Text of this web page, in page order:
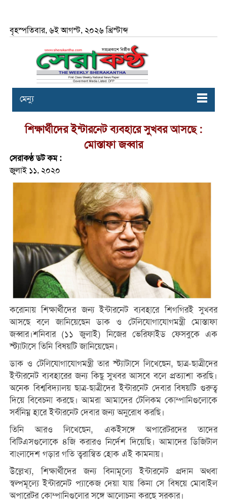
বৃহস্পতিবার, ৬ই আগস্ট, ২০২৬ খ্রিস্টাব্দ
মেন্যু
শিক্ষার্থীদের ইন্টারনেট ব্যবহারে সুখবর আসছে :
মোস্তাফা জব্বার
সেরাকণ্ঠ ডট কম :
জুলাই ১১, ২০২০
করোনায় শিক্ষার্থীদের জন্য ইন্টারনেট ব্যবহারে শিগগিরই সুখবর
আসছে বলে জানিয়েছেন ডাক ও টেলিযোগাযোগমন্ত্রী মোস্তাফা
জব্বার।শনিবার (১১ জুলাই) নিজের ভেরিফাইড ফেসবুকে এক
স্ট্যাটাসে তিনি বিষয়টি জানিয়েছেন।
ডাক ও টেলিযোগাযোগমন্ত্রী তার স্ট্যাটাসে লিখেছেন, ছাত্র-ছাত্রীদের
ইন্টারনেট ব্যবহারের জন্য কিছু সুখবর আসবে বলে প্রত্যাশা করছি।
অনেক বিশ্ববিদ্যালয় ছাত্র-ছাত্রীদের ইন্টারনেট দেবার বিষয়টি গুরুত্ব
দিয়ে বিবেচনা করছে। আমরা আমাদের টেলিকম কোম্পানিগুলোকে
সর্বনিম্ন হারে ইন্টারনেট দেবার জন্য অনুরোধ করছি।
তিনি আরও লিখেছেন, একইসঙ্গে অপারেটরদের তাদের
বিটিএসগুলোকে ৪জি করারও নির্দেশ দিয়েছি। আমাদের ডিজিটাল
বাংলাদেশ গড়ার গতি ত্বরান্বিত হোক এই কামনায়।
উল্লেখ্য, শিক্ষার্থীদের জন্য বিনামূল্যে ইন্টারনেট প্রদান অথবা
স্বল্পমূল্যে ইন্টারনেট প্যাকেজ দেয়া যায় কিনা সে বিষয়ে মোবাইল
অপারেটর কোম্পানিগুলোর সঙ্গে আলোচনা করছে সরকার।